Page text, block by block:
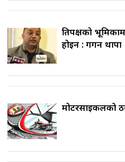
प्रतिपक्षको
होइन : गगन थापा
मोटरसाइकलको